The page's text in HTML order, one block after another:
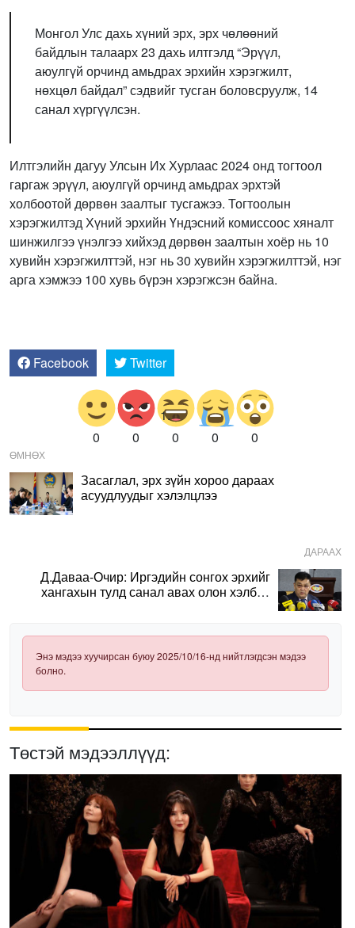
Монгол Улс дахь хүний эрх, эрх чөлөөний
байдлын талаарх 23 дахь илтгэлд “Эрүүл,
аюулгүй орчинд амьдрах эрхийн хэрэгжилт,
нөхцөл байдал” сэдвийг тусган боловсруулж, 14
санал хүргүүлсэн.
Илтгэлийн дагуу Улсын Их Хурлаас 2024 онд тогтоол
гаргаж эрүүл, аюулгүй орчинд амьдрах эрхтэй
холбоотой дөрвөн заалтыг тусгажээ. Тогтоолын
хэрэгжилтэд Хүний эрхийн Үндэсний комиссоос хяналт
шинжилгээ үнэлгээ хийхэд дөрвөн заалтын хоёр нь 10
хувийн хэрэгжилттэй, нэг нь 30 хувийн хэрэгжилттэй, нэг
арга хэмжээ 100 хувь бүрэн хэрэгжсэн байна.
Facebook Twitter
0 0 0 0 0
ӨМНӨХ
Засаглал, эрх зүйн хороо дараах
асуудлуудыг хэлэлцлээ
ДАРААХ
Д.Даваа-Очир: Иргэдийн сонгох эрхийг
хангахын тулд санал авах олон хэлбэр
Энэ мэдээ хуучирсан буюу 2025/10/16-нд нийтлэгдсэн мэдээ
болно.
Төстэй мэдээллүүд: